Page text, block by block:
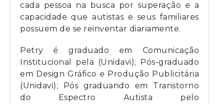
cada pessoa na busca por superação e a
capacidade que autistas e seus familiares
possuem de se reinventar diariamente.
Petry é graduado em Comunicação
Institucional pela (Unidavi); Pós-graduado
em Design Gráfico e Produção Publicitária
(Unidavi); Pós graduando em Transtorno
do Espectro Autista pelo